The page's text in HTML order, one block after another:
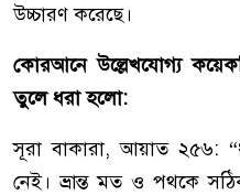
উচ্চারণ করেছে।
কোরআনে উল্লেখযোগ্য
তুলে ধরা হলো:
সূরা বাকারা, আয়াত ২৫৬:
নেই। ভ্রান্ত মত ও পথকে